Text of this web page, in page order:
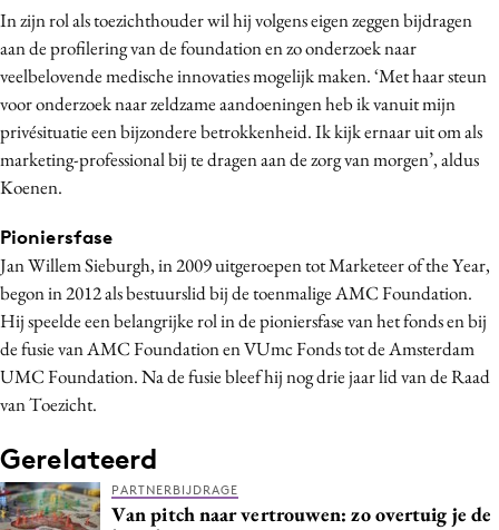
Martech
Media
Merkstrategie
PR
Programmatic
Purpose Marketing
In zijn rol als toezichthouder wil hij volgens eigen zeggen bijdragen
aan de profilering van de foundation en zo onderzoek naar
veelbelovende medische innovaties mogelijk maken. ‘Met haar steun
voor onderzoek naar zeldzame aandoeningen heb ik vanuit mijn
privésituatie een bijzondere betrokkenheid. Ik kijk ernaar uit om als
marketing-professional bij te dragen aan de zorg van morgen’, aldus
Koenen.
Pioniersfase
Jan Willem Sieburgh, in 2009 uitgeroepen tot Marketeer of the Year,
begon in 2012 als bestuurslid bij de toenmalige AMC Foundation.
Hij speelde een belangrijke rol in de pioniersfase van het fonds en bij
de fusie van AMC Foundation en VUmc Fonds tot de Amsterdam
UMC Foundation. Na de fusie bleef hij nog drie jaar lid van de Raad
van Toezicht.
Gerelateerd
PARTNERBIJDRAGE
Van pitch naar vertrouwen: zo overtuig je de